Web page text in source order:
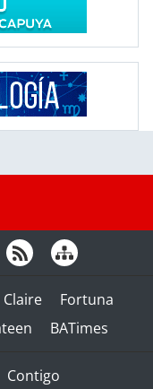
Fortuna
BATimes
Contigo